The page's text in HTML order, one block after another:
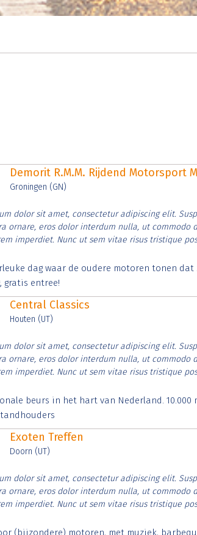
Demorit R.M.M. Rijdend Motorsport
Groningen (GN)
dolor sit amet, consectetur adipiscing elit.
ornare, eros dolor interdum nulla, ut
imperdiet. Nunc ut sem vitae risus tristique
dag waar de oudere motoren tonen
gratis entree!
Central Classics
Houten (UT)
dolor sit amet, consectetur adipiscing elit.
ornare, eros dolor interdum nulla, ut
imperdiet. Nunc ut sem vitae risus tristique
beurs in het hart van Nederland.
Exoten Treffen
Doorn (UT)
dolor sit amet, consectetur adipiscing elit.
ornare, eros dolor interdum nulla, ut
imperdiet. Nunc ut sem vitae risus tristique
(bijzondere) motoren, met muziek,